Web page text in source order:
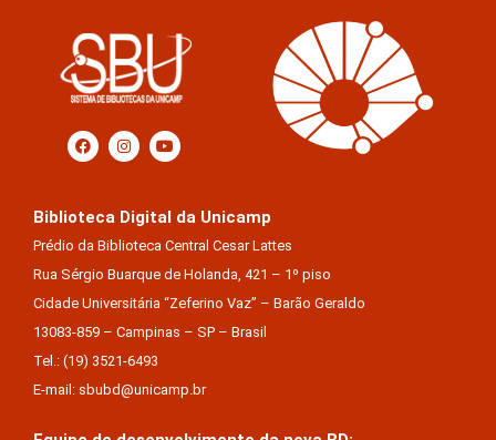
Biblioteca Digital da Unicamp
Prédio da Biblioteca Central Cesar Lattes
Rua Sérgio Buarque de Holanda, 421 – 1º piso
Cidade Universitária “Zeferino Vaz” – Barão Geraldo
13083-859 – Campinas – SP – Brasil
Tel.: (19) 3521-6493
E-mail: sbubd@unicamp.br